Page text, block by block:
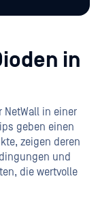
in
NetWall in einer
geben einen
zeigen deren
und
die wertvolle